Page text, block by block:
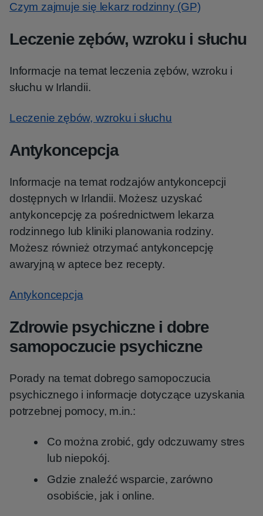
Czym zajmuje się lekarz rodzinny (GP)
Leczenie zębów, wzroku i słuchu
Informacje na temat leczenia zębów, wzroku i
słuchu w Irlandii.
Leczenie zębów, wzroku i słuchu
Antykoncepcja
Informacje na temat rodzajów antykoncepcji
dostępnych w Irlandii. Możesz uzyskać
antykoncepcję za pośrednictwem lekarza
rodzinnego lub kliniki planowania rodziny.
Możesz również otrzymać antykoncepcję
awaryjną w aptece bez recepty.
Antykoncepcja
Zdrowie psychiczne i dobre
samopoczucie psychiczne
Porady na temat dobrego samopoczucia
psychicznego i informacje dotyczące uzyskania
potrzebnej pomocy, m.in.:
Co można zrobić, gdy odczuwamy stres
lub niepokój.
Gdzie znaleźć wsparcie, zarówno
osobiście, jak i online.